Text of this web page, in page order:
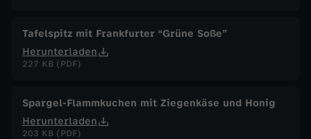
Tafelspitz mit Frankfurter “Grüne Soße”
Herunterladen
227 KB (PDF)
Spargel-Flammkuchen mit Ziegenkäse und Honig
Herunterladen
203 KB (PDF)